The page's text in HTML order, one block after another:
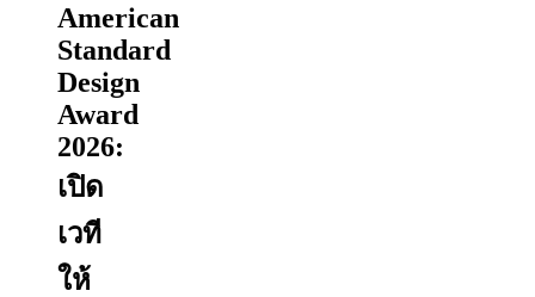
American
Standard
Design
Award
2026:
เปิด
เวที
ให้